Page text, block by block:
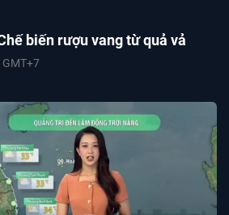
biến rượu vang từ quả vả